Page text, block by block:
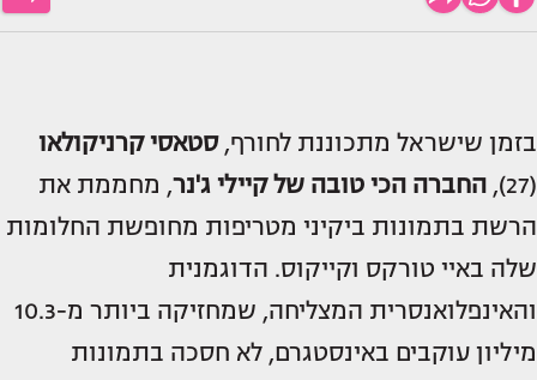
בזמן שישראל מתכוננת לחורף,סטאסי קרניקולאו
(27),
החברה הכי טובה שלקיילי ג'נר, מחממת את
הרשת בתמונות ביקיני מטריפות מחופשת החלומות
שלה באיי טורקס וקייקוס. הדוגמנית
והאינפלואנסרית המצליחה, שמחזיקה ביותר מ-10.3
מיליון עוקבים באינסטגרם, לא חסכה בתמונות